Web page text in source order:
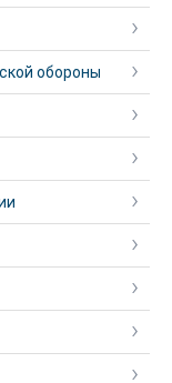
обороны